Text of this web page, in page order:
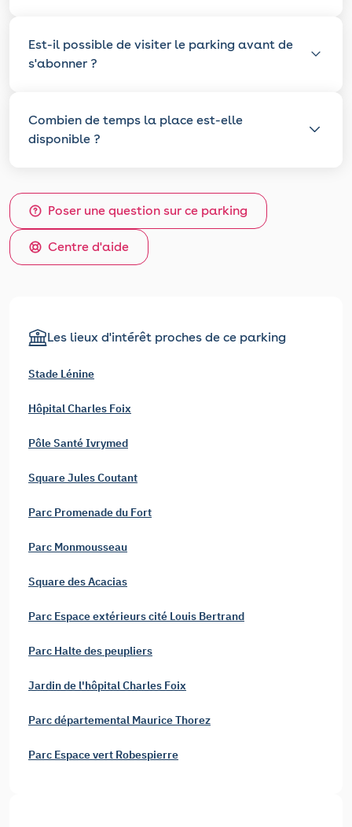
Est-il possible de visiter le parking avant de
s'abonner ?
Combien de temps la place est-elle
disponible ?
Poser une question sur ce parking
Centre d'aide
Les lieux d'intérêt proches de ce parking
Stade Lénine
Hôpital Charles Foix
Pôle Santé Ivrymed
Square Jules Coutant
Parc Promenade du Fort
Parc Monmousseau
Square des Acacias
Parc Espace extérieurs cité Louis Bertrand
Parc Halte des peupliers
Jardin de l'hôpital Charles Foix
Parc départemental Maurice Thorez
Parc Espace vert Robespierre